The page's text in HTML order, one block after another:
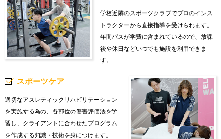
学校近隣のスポーツクラブでプロのインス
トラクターから直接指導を受けられます。
年間パスが学費に含まれているので、放課
後や休日などいつでも施設を利用できま
す。
スポーツケア
適切なアスレティックリハビリテーション
を実施する為の、各部位の傷害評価法を学
習し、クライアントに合わせたプログラム
を作成する知識・技術を身につけます。